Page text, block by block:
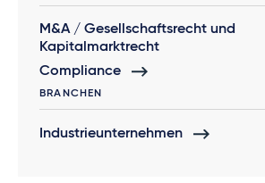
M&A / Gesellschaftsrecht und
Kapitalmarktrecht
Compliance
BRANCHEN
Industrieunternehmen